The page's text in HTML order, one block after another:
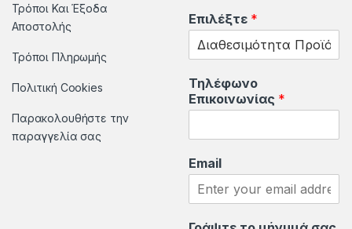
Τρόποι Και Έξοδα
Αποστολής
Τρόποι Πληρωμής
Πολιτική Cookies
Παρακολουθήστε την
παραγγελία σας
i
rΕπιλέξτε *
Τηλέφωνο
Επικοινωνίας *
Email